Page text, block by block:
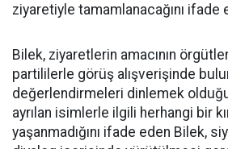
ziyaretiyle tamamlanacağını ifade
Bilek, ziyaretlerin amacının
partililerle görüş alışverişinde
değerlendirmeleri dinlemek
ayrılan isimlerle ilgili herhangi bir
yaşanmadığını ifade eden Bilek,